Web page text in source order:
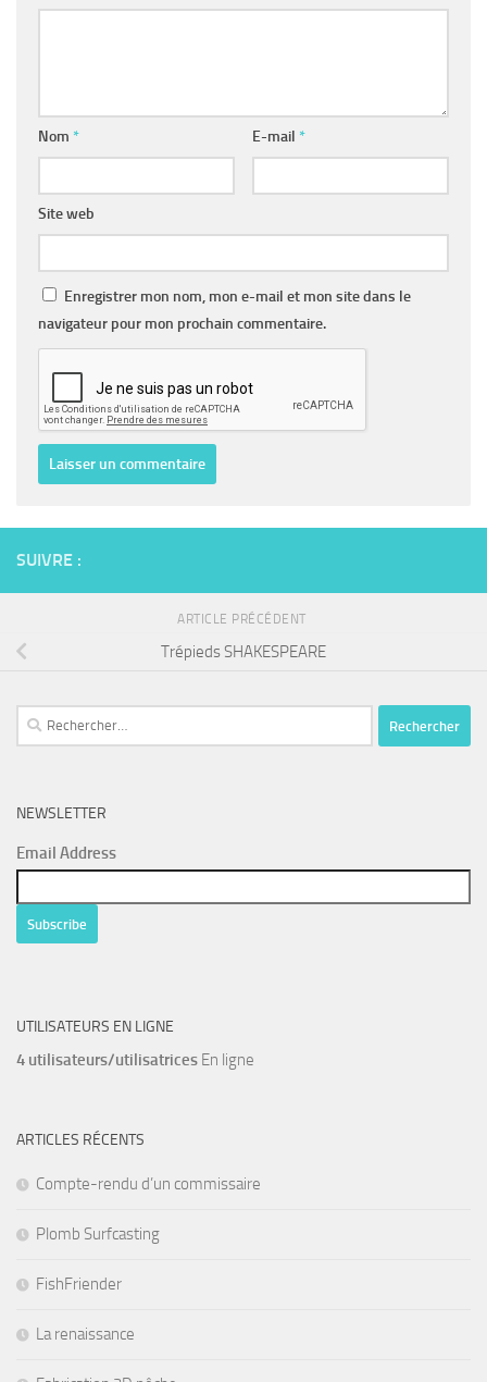
Nom * E-mail *
Site web
Enregistrer mon nom, mon e-mail et mon site dans le
navigateur pour mon prochain commentaire.
SUIVRE :
ARTICLE PRÉCÉDENT
Trépieds SHAKESPEARE
Rechercher :
NEWSLETTER
Email Address
UTILISATEURS EN LIGNE
4 utilisateurs/utilisatrices En ligne
ARTICLES RÉCENTS
Compte-rendu d’un commissaire
Plomb Surfcasting
FishFriender
La renaissance